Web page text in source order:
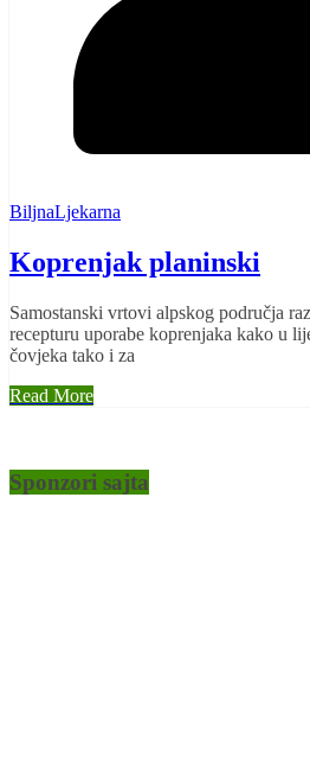
BiljnaLjekarna
Koprenjak planinski
Samostanski vrtovi alpskog područja
recepturu uporabe koprenjaka kako u
čovjeka tako i za
Read More
Sponzori sajta